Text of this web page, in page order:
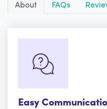
About FAQs
Easy